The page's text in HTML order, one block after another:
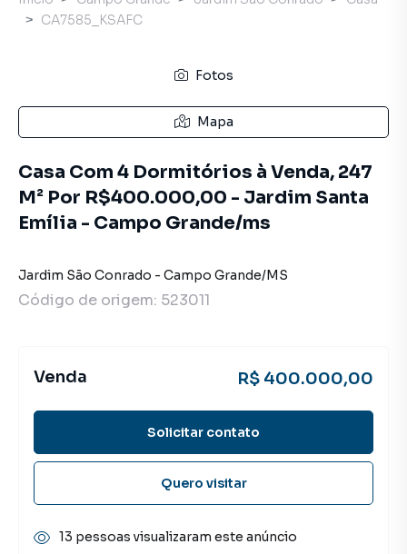
CA7585_KSAFC
Fotos
Mapa
Casa Com 4 Dormitórios à Venda, 247
M² Por R$400.000,00 - Jardim Santa
Emília - Campo Grande/ms
Jardim São Conrado - Campo Grande/MS
Código de origem: 523011
Venda R$ 400.000,00
Solicitar contato
Quero visitar
13 pessoas visualizaram este anúncio